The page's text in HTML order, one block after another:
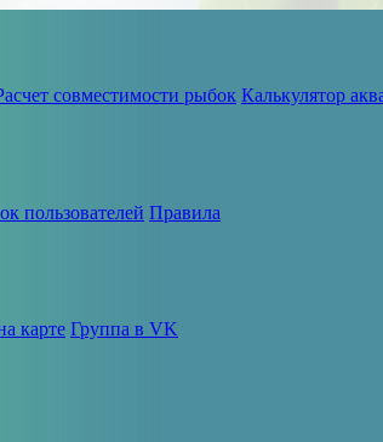
совместимости рыбок Калькулятор
пользователей Правила
карте Группа в VK